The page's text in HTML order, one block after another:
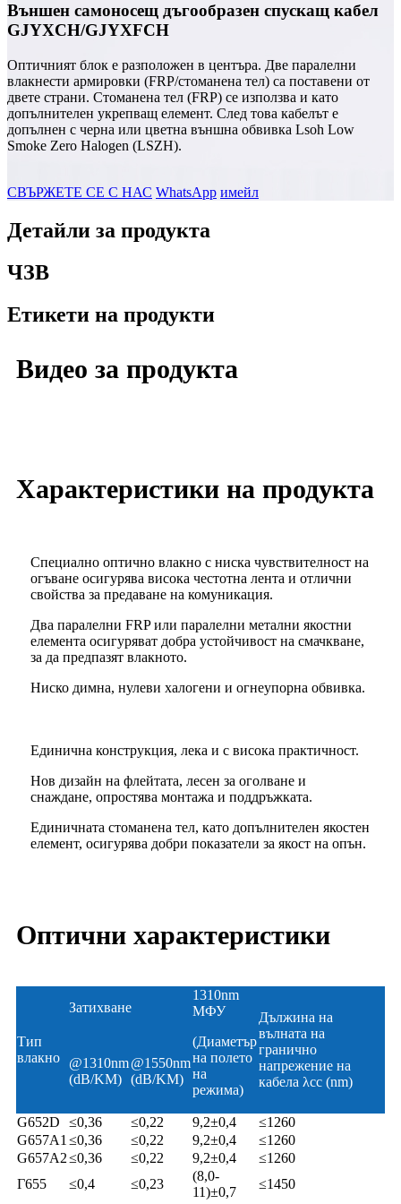
Външен самоносещ дъгообразен спускащ кабел
GJYXCH/GJYXFCH
Оптичният блок е разположен в центъра. Две паралелни
влакнести армировки (FRP/стоманена тел) са поставени от
двете страни. Стоманена тел (FRP) се използва и като
допълнителен укрепващ елемент. След това кабелът е
допълнен с черна или цветна външна обвивка Lsoh Low
Smoke Zero Halogen (LSZH).
СВЪРЖЕТЕ СЕ С НАС WhatsApp имейл
Детайли за продукта
ЧЗВ
Етикети на продукти
Видео за продукта
Характеристики на продукта
Специално оптично влакно с ниска чувствителност на
огъване осигурява висока честотна лента и отлични
свойства за предаване на комуникация.
Два паралелни FRP или паралелни метални якостни
елемента осигуряват добра устойчивост на смачкване,
за да предпазят влакното.
Ниско димна, нулеви халогени и огнеупорна обвивка.
Единична конструкция, лека и с висока практичност.
Нов дизайн на флейтата, лесен за оголване и
снаждане, опростява монтажа и поддръжката.
Единичната стоманена тел, като допълнителен якостен
елемент, осигурява добри показатели за якост на опън.
Оптични характеристики
Тип
влакно
Затихване
1310nm
МФУ
(Диаметър
на полето
на
режима)
Дължина на
вълната на
гранично
напрежение на
кабела λcc (nm)
@1310nm
(dB/KM)
@1550nm
(dB/KM)
G652D ≤0,36 ≤0,22 9,2±0,4
≤1260
G657A1 ≤0,36 ≤0,22 9,2±0,4
≤1260
G657A2≤0,36 ≤0,22 9,2±0,4
≤1260
Г655
≤0,4 ≤0,23
(8,0-
11)±0,7
≤1450